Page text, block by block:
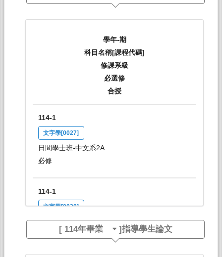
學年-期
科目名稱[課程代碼]
修課系級
必選修
合授
114-1
文字學[0027]
日間學士班-中文系2A
必修
114-1
文字學[0030]
日間學士班-中文系2B
[ 114年畢業 ]指導學生論文